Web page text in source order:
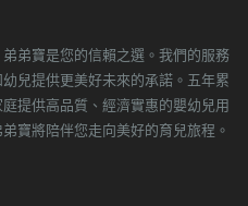
弟寶是您的信賴之選。我們的服務
兒提供更美好未來的承諾。五年累
提供高品質、經濟實惠的嬰幼兒用
寶將陪伴您走向美好的育兒旅程。